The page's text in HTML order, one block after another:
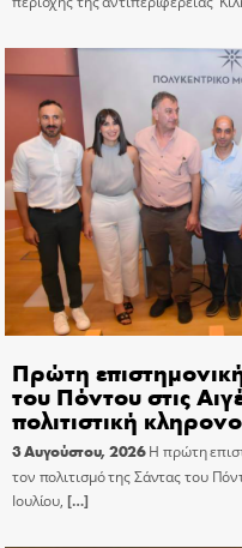
Πρώτη
του Πόντου στις
πολιτιστική
3 Αυγούστου, 2026 Η πρώτη
τον πολιτισμό της Σάντας του
Ιουλίου, […]